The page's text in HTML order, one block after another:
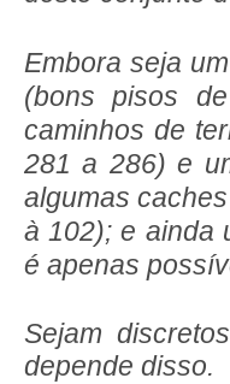
Embora seja
(bons pisos
caminhos de
281 a 286) e
algumas
à 102); e ainda
é apenas
Sejam
depende disso.